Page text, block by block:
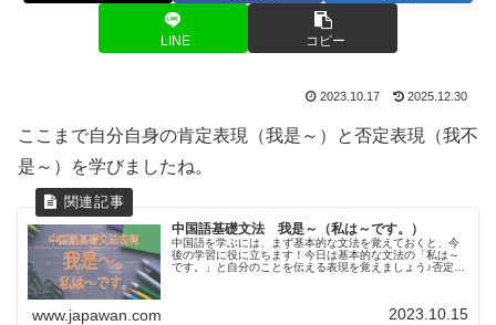
LINE コピー
2023.10.17 2025.12.30
ここまで自分自身の肯定表現（我是～）と否定表現（我不
是～）を学びましたね。
中国語基礎文法 我是～（私は～です。）
中国語を学ぶには、まず基本的な文法を覚えておくと、今
後の学習に役に立ちます！今日は基本的な文法の「私は～
です。」と自分のことを伝える表現を覚えましょう♪否定の
www.japawan.com 2023.10.15